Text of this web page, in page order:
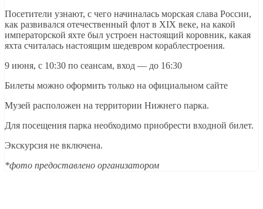
Посетители узнают, с чего начиналась морская слава России,
как развивался отечественный флот в XIX веке, на какой
императорской яхте был устроен настоящий коровник, какая
яхта считалась настоящим шедевром кораблестроения.
9 июня, с 10:30 по сеансам, вход — до 16:30
Билеты можно оформить только на официальном сайте
Музей расположен на территории Нижнего парка.
Для посещения парка необходимо приобрести входной билет.
Экскурсия не включена.
*фото предоставлено организатором